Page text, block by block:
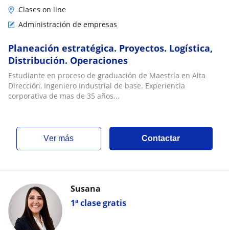
Clases on line
Administración de empresas
Planeación estratégica. Proyectos. Logística,
Distribución. Operaciones
Estudiante en proceso de graduación de Maestría en Alta
Dirección, Ingeniero Industrial de base. Experiencia
corporativa de mas de 35 años...
ver más Contactar
1ª clase gratis
Susana